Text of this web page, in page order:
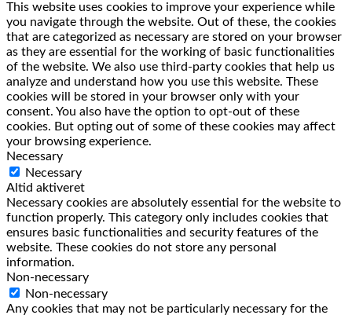
This website uses cookies to improve your experience while
you navigate through the website. Out of these, the cookies
that are categorized as necessary are stored on your browser
as they are essential for the working of basic functionalities
of the website. We also use third-party cookies that help us
analyze and understand how you use this website. These
cookies will be stored in your browser only with your
consent. You also have the option to opt-out of these
cookies. But opting out of some of these cookies may affect
your browsing experience.
Necessary
Necessary
Altid aktiveret
Necessary cookies are absolutely essential for the website to
function properly. This category only includes cookies that
ensures basic functionalities and security features of the
website. These cookies do not store any personal
information.
Non-necessary
Non-necessary
Any cookies that may not be particularly necessary for the